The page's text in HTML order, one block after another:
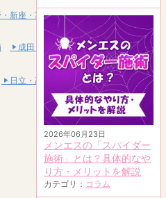
2026年06月23日
メンエスの「スパイダー
施術」とは？具体的なや
り方・メリットを解説
カテゴリ： コラム
新座・富士見
成田・富里・印西
日立・高萩・常陸太田